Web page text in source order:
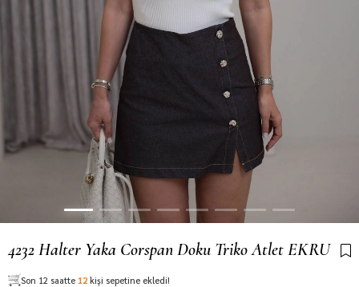
4232 Halter Yaka Corspan Doku Triko Atlet EKRU
Son 12 saatte 12 kişi sepetine ekledi!